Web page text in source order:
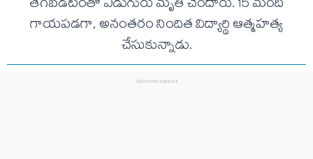
గాయపడగా, అనంతరం నిందిత విద్యార్థి ఆత్మహత్య
చేసుకున్నాడు.